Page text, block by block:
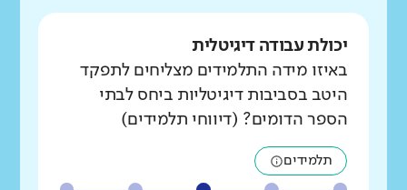
יכולת עבודה דיגיטלית
באיזו מידה התלמידים מצליחים לתפקד
היטב בסביבות דיגיטליות ביחס לבתי
הספר הדומים? (דיווחי תלמידים)
תלמידים